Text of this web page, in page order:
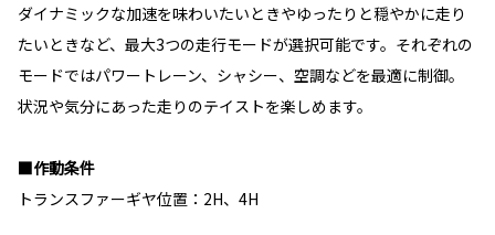
ダイナミックな加速を味わいたいときやゆったりと穏やかに走り
たいときなど、最大3つの走行モードが選択可能です。それぞれの
モードではパワートレーン、シャシー、空調などを最適に制御。
状況や気分にあった走りのテイストを楽しめます。
■作動条件
トランスファーギヤ位置：2H、4H